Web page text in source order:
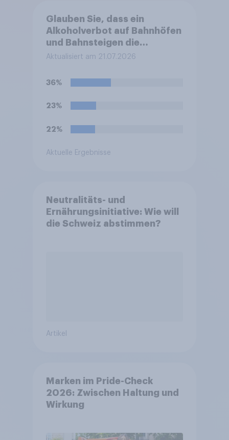
Glauben Sie, dass ein
Alkoholverbot auf Bahnhöfen
und Bahnsteigen die
Sicherheit an diesen Orten
Aktualisiert am 21.07.2026
36%
23%
22%
Aktuelle Ergebnisse
Neutralitäts- und
Ernährungsinitiative: Wie will
die Schweiz abstimmen?
Artikel
Marken im Pride-Check
2026: Zwischen Haltung und
Wirkung